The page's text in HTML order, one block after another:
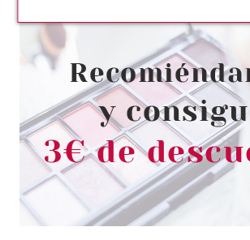
MATTE GREY
-28%
desde
20.89€